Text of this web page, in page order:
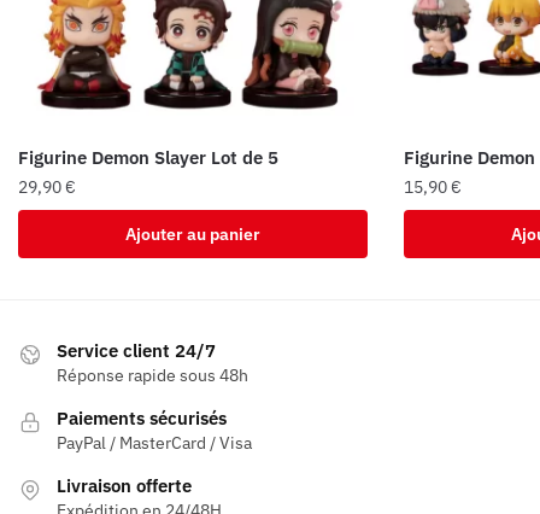
Figurine Demon Slayer Lot de 5
29,90€
Ajouter au panier
Figurine
15,90€
Service client 24/7
Réponse rapide sous 48h
Paiements sécurisés
PayPal / MasterCard / Visa
Livraison offerte